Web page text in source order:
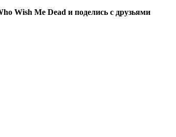
Wish Me Dead и поделись с друзьями